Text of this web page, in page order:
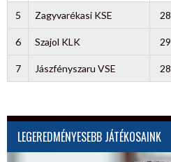
5 Zagyvarékasi KSE 28
6 Szajol KLK 29
7 Jászfényszaru VSE 28
LEGEREDMÉNYESEBB JÁTÉKOSAINK